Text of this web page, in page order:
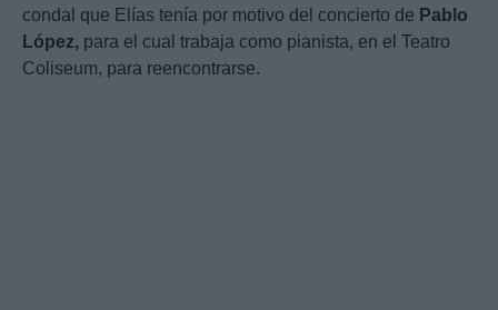
condal que Elías tenía por motivo del concierto de Pablo
López, para el cual trabaja como pianista, en el Teatro
Coliseum, para reencontrarse.